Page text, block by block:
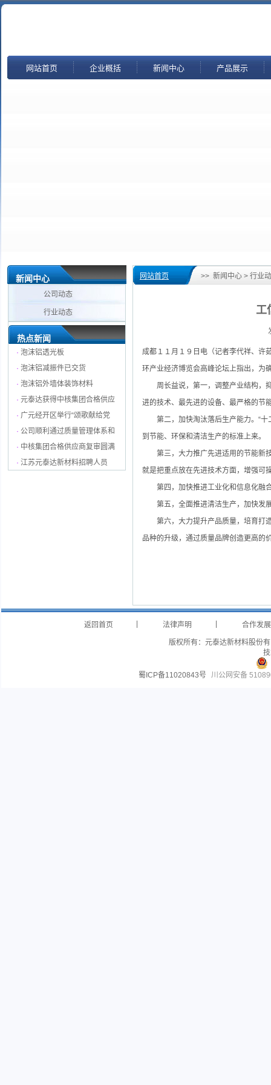
网站首页 企业概括 新闻中心 产品展示
新闻中心
公司动态
行业动态
热点新闻
· 泡沫铝透光板
· 泡沫铝减振件已交货
· 泡沫铝外墙体装饰材料
· 元泰达获得中核集团合格供应
· 广元经开区举行“颂歌献给党
· 公司顺利通过质量管理体系和
· 中核集团合格供应商复审圆满
· 江苏元泰达新材料招聘人员
网站首页 >> 新闻中心 > 行业
工
成都１１月１９日电（记者李代祥、许
环产业经济博览会高峰论坛上指出，为
周长益说，第一，调整产业结构，抑
进的技术、最先进的设备、最严格的节
第二，加快淘汰落后生产能力。“十
到节能、环保和清洁生产的标准上来。
第三，大力推广先进适用的节能新技
就是把重点放在先进技术方面，增强可
第四，加快推进工业化和信息化融合
第五，全面推进清洁生产，加快发
第六，大力提升产品质量，培育打造
品种的升级，通过质量品牌创造更高的
返回首页 法律声明 合作发展
版权所有：元泰达新材料股份
蜀ICP备11020843号 川公网安备